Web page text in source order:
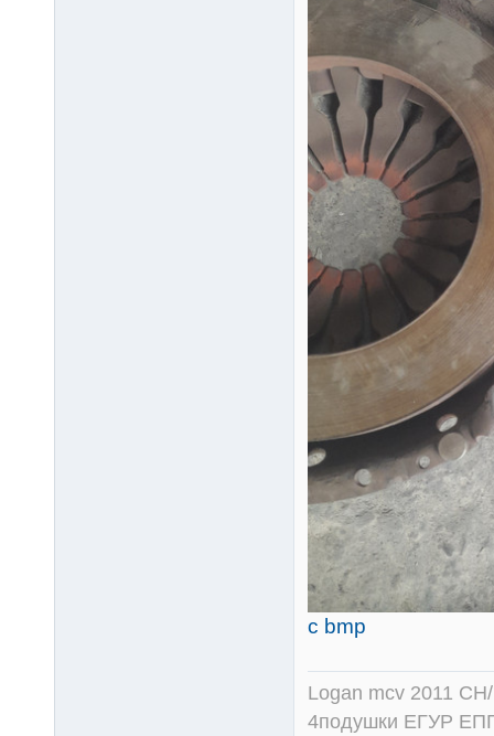
c bmp
Logan mcv 2011
4подушки ЕГУР